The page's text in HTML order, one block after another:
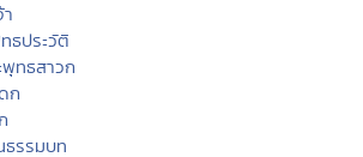
ธประวัติ
ทธสาวก
ก
ธรรมบท